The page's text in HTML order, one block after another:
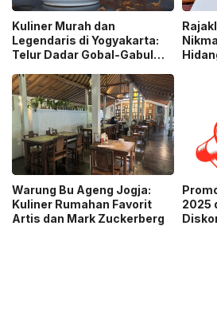
Kuliner Murah dan
Legendaris di Yogyakarta:
Telur Dadar Gobal-Gabul
Warung Bu Ageng Jogja:
Kuliner Rumahan Favorit
Artis dan Mark Zuckerberg
2025